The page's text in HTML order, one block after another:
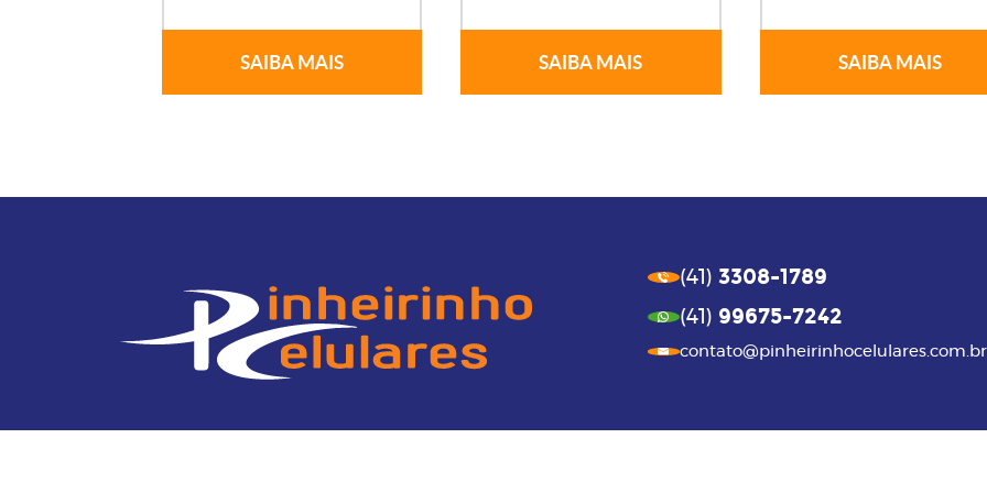
SAIBA MAIS SAIBA MAIS SAIBA MAIS
(41) 3308-1789
(41) 99675-7242
contato@pinheirinhocelulares.com.br